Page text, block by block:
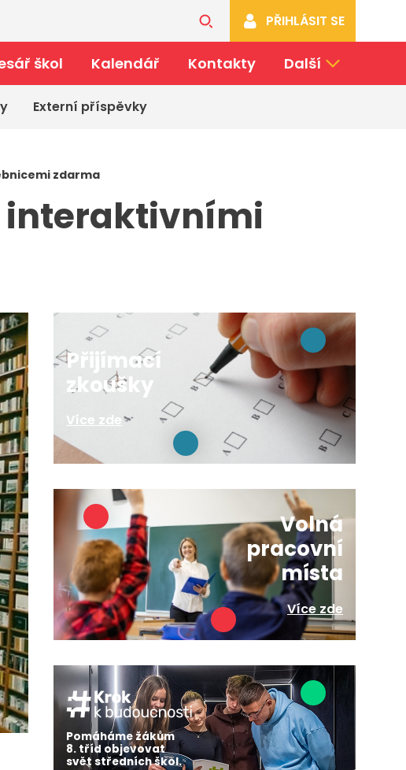
PŘIHLÁSIT SE
škol Kalendář Kontakty Další
Externí příspěvky
zdarma
interaktivními
Přijímací
zkoušky
Více zde
Volná
pracovní
místa
Více zde
Pomáháme žákům
8. tříd objevovat
svět středních škol.